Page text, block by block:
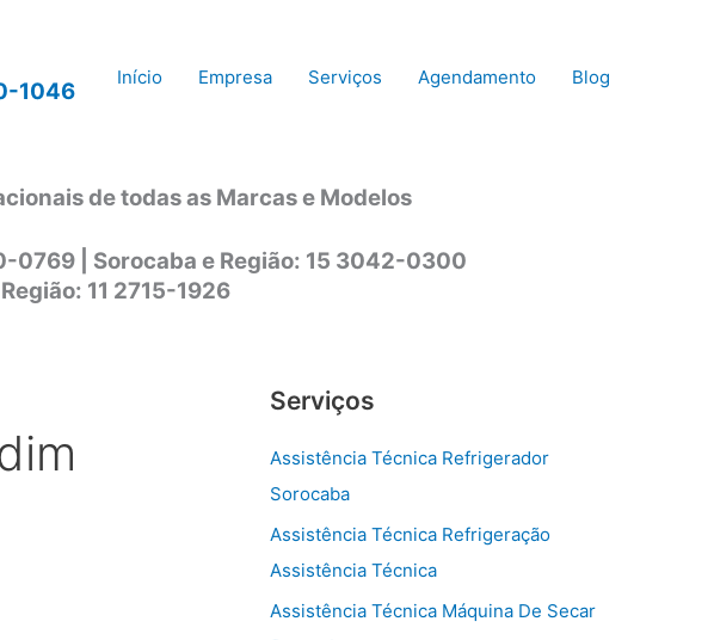
1046
Início Empresa Serviços Agendamento Blog
de todas as Marcas e Modelos
0769 | Sorocaba e Região: 15 3042-0300
11 2715-1926
Serviços
Assistência Técnica Refrigerador
Sorocaba
Assistência Técnica Refrigeração
Assistência Técnica
Assistência Técnica Máquina De Secar